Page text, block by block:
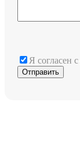
Я согласен с